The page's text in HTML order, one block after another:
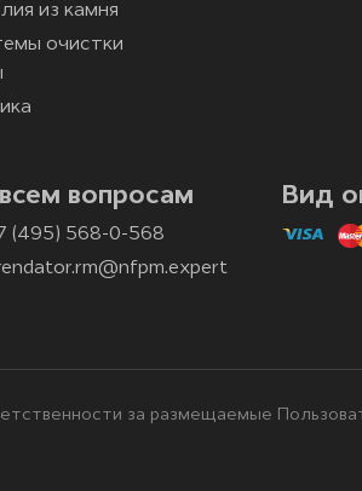
из камня
очистки
вопросам
(495) 568-0-568
Вид
за размещаемые